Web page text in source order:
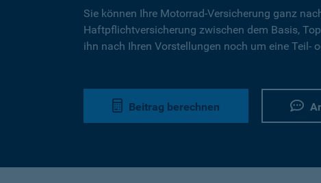
Sie können Ihre Motorrad-Versicherung ganz
Haftpflichtversicherung zwischen dem Basis,
ihn nach Ihren Vorstellungen noch um eine Teil-
Beitrag berechnen